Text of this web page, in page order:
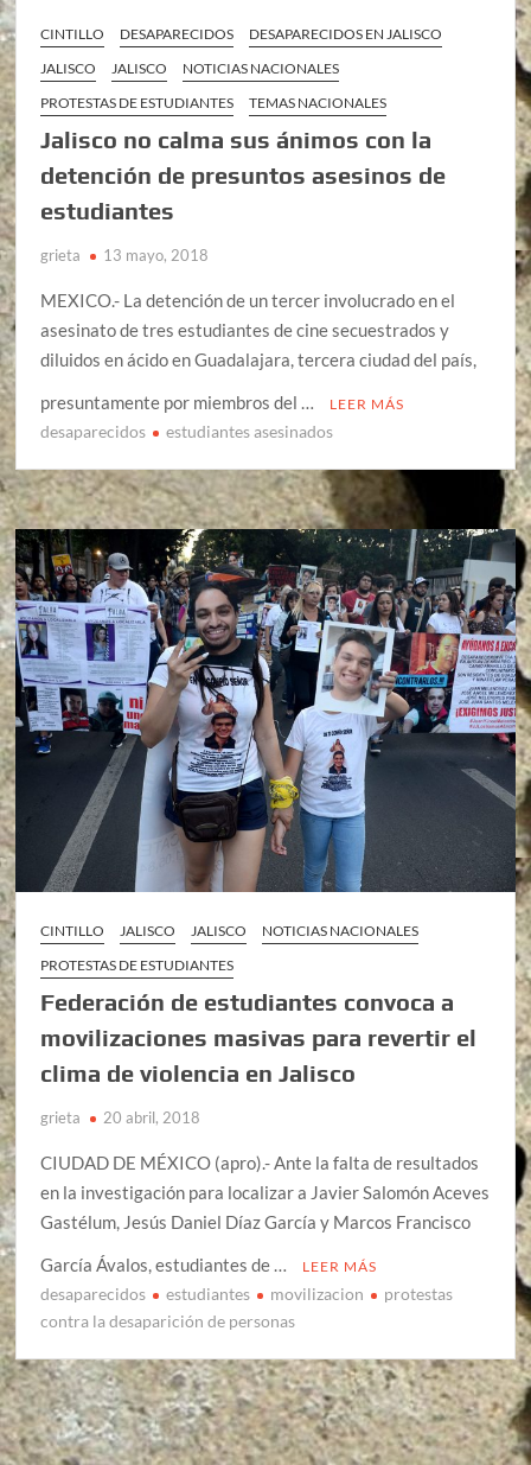
CINTILLO DESAPARECIDOS
DESAPARECIDOS EN JALISCO
JALISCO
JALISCO
NOTICIAS NACIONALES
PROTESTAS DE ESTUDIANTES
TEMAS NACIONALES
Jalisco no calma sus ánimos con la
detención de presuntos asesinos de
estudiantes
grieta 13 mayo, 2018
MEXICO.- La detención de un tercer involucrado en el
asesinato de tres estudiantes de cine secuestrados y
diluidos en ácido en Guadalajara, tercera ciudad del país,
presuntamente por miembros del …
LEER MÁS
desaparecidos estudiantes asesinados
CINTILLO JALISCO JALISCO
NOTICIAS NACIONALES
PROTESTAS DE ESTUDIANTES
Federación de estudiantes convoca a
movilizaciones masivas para revertir el
clima de violencia en Jalisco
grieta 20 abril, 2018
CIUDAD DE MÉXICO (apro).- Ante la falta de resultados
en la investigación para localizar a Javier Salomón Aceves
Gastélum, Jesús Daniel Díaz García y Marcos Francisco
García Ávalos, estudiantes de …
LEER MÁS
desaparecidos estudiantes movilizacion
protestas
contra la desaparición de personas